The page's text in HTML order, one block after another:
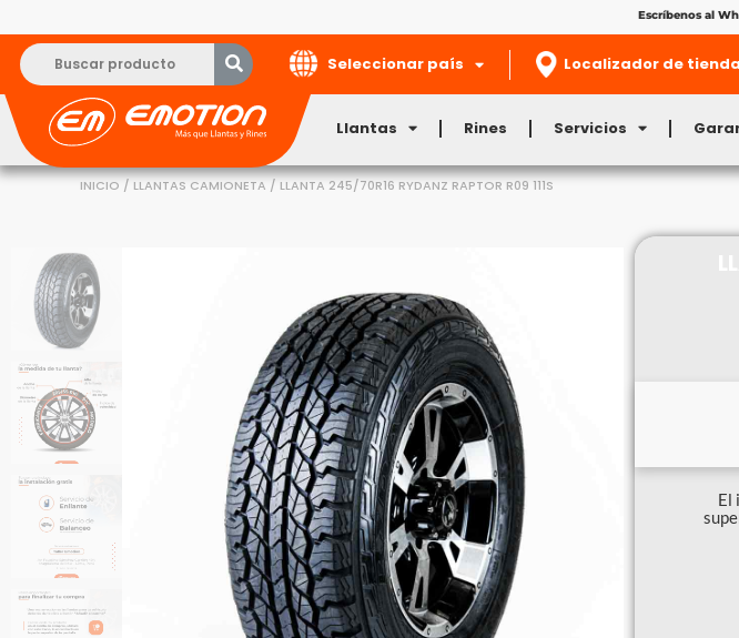
Escríbenos al
Seleccionar país Localizador de tienda
Llantas Rines Servicios
INICIO / LLANTAS CAMIONETA / LLANTA 245/70R16 RYDANZ RAPTOR R09 111S
El